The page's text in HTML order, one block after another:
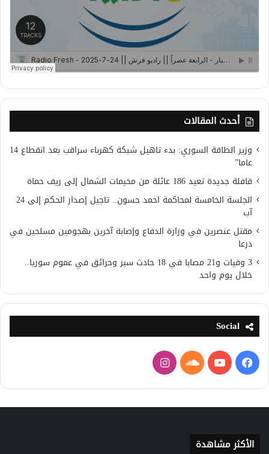
أحدث المقالات
وزير الطاقة السوري: بدء تاهيل شبكة كهرباء سراقب بعد انقطاع 14
عاما”
قافلة جديدة تعيد 186 عائلة من مخيمات الشمال إلى ريف حماة
الجلسة الخامسة لمحاكمة احمد حسون.. تاجيل إصدار الحكم إلى 24
آب
مقتل عنصرين في وزارة الدفاع وإصابة آخرين بهجومين مسلحين في
درعا
3 وفيات و21 مصابا في 18 حادث سير وحرائق في عموم سوريا..
خلال يوم واحد
Social
فيسبوكيوتيوبساوند
كلاود
انستقرام
الأكثر مشاهدة